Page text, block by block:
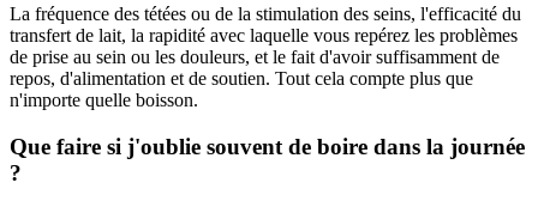
La fréquence des tétées ou de la stimulation des seins, l'efficacité du
transfert de lait, la rapidité avec laquelle vous repérez les problèmes
de prise au sein ou les douleurs, et le fait d'avoir suffisamment de
repos, d'alimentation et de soutien. Tout cela compte plus que
n'importe quelle boisson.
Que faire si j'oublie souvent de boire dans la journée
?